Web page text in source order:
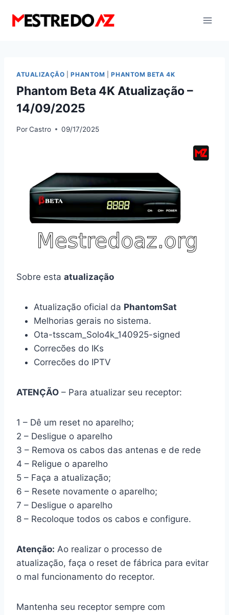
para
ATUALIZAÇÃO |PHANTOM |PHANTOM BETA 4K
Phantom Beta 4K Atualização –
14/09/2025
PorCastro 09/17/2025
Sobre esta atualização
Atualização oficial da PhantomSat
Melhorias gerais no sistema.
Ota-tsscam_Solo4k_140925-signed
Correcões do IKs
Correcões do IPTV
ATENÇÃO – Para atualizar seu receptor:
1 – Dê um reset no aparelho;
2 – Desligue o aparelho
3 – Remova os cabos das antenas e de rede
4 – Religue o aparelho
5 – Faça a atualização;
6 – Resete novamente o aparelho;
7 – Desligue o aparelho
8 – Recoloque todos os cabos e configure.
Atenção: Ao realizar o processo de
atualização, faça o reset de fábrica para evitar
o mal funcionamento do receptor.
Mantenha seu receptor sempre com